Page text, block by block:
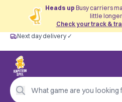
Heads up Busy carriers
little
Check your track &
Free from €60
Next day delivery ✓
Personal advice
4,9/5 —
Next day delivery ✓
What game are you looking for?